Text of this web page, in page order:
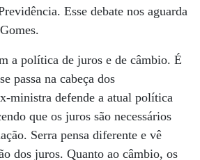
Esse debate nos aguarda
a política de juros e de câmbio. É
passa na cabeça dos
ministra defende a atual política
que os juros são necessários
Serra pensa diferente e vê
dos juros. Quanto ao câmbio, os